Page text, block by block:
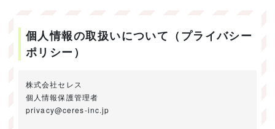
個人情報の取扱いについて（プライバシー
ポリシー）
株式会社セレス
個人情報保護管理者
privacy@ceres-inc.jp